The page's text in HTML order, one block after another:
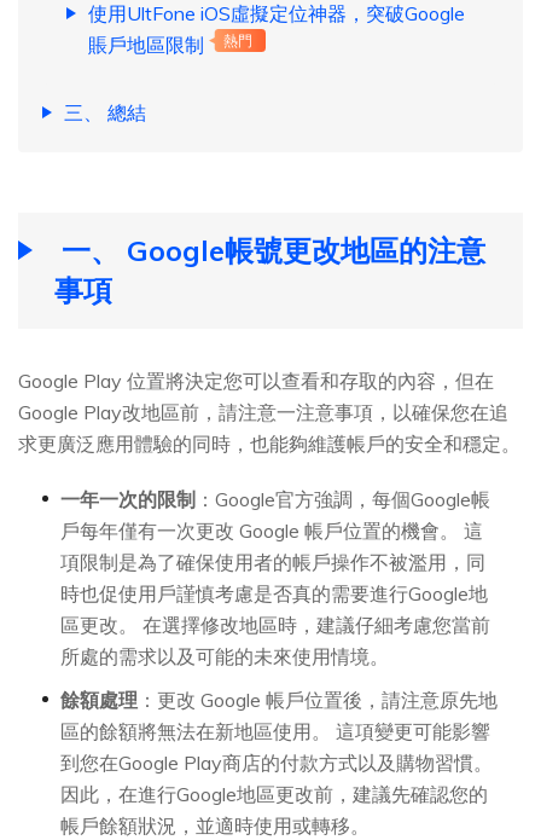
使用UltFone iOS虛擬定位神器，突破Google
賬戶地區限制
熱門
三、 總結
一、 Google帳號更改地區的注意
事項
Google Play 位置將決定您可以查看和存取的內容，但在
Google Play改地區前，請注意一注意事項，以確保您在追
求更廣泛應用體驗的同時，也能夠維護帳戶的安全和穩定。
一年一次的限制 ：Google官方強調，每個Google帳
戶每年僅有一次更改 Google 帳戶位置的機會。 這
項限制是為了確保使用者的帳戶操作不被濫用，同
時也促使用戶謹慎考慮是否真的需要進行Google地
區更改。 在選擇修改地區時，建議仔細考慮您當前
所處的需求以及可能的未來使用情境。
餘額處理 ：更改 Google 帳戶位置後，請注意原先地
區的餘額將無法在新地區使用。 這項變更可能影響
到您在Google Play商店的付款方式以及購物習慣。
因此，在進行Google地區更改前，建議先確認您的
帳戶餘額狀況，並適時使用或轉移。